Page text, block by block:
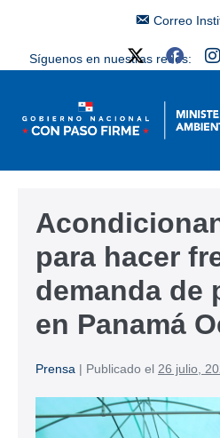
Correo
Síguenos en nuestras redes:
para hacer
demanda de
en Panamá
Prensa | Publicado el 26 julio,